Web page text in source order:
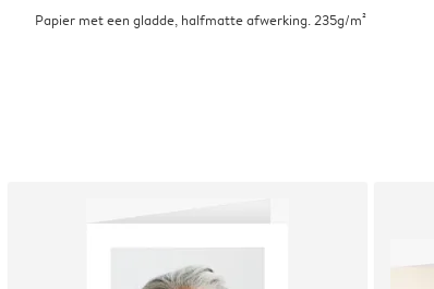
Papier met een gladde, halfmatte afwerking. 235g/m²